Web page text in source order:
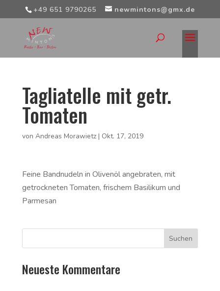
+49 651 9790265 newmintons@gmx.de
Tagliatelle mit getr.
Tomaten
von Andreas Morawietz| Okt. 17, 2019
Feine Bandnudeln in Olivenöl angebraten, mit
getrockneten Tomaten, frischem Basilikum und
Parmesan
Neueste Kommentare